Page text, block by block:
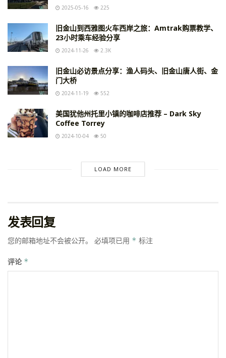
2025-05-16 225
旧金山到西雅图火车西岸之旅：Amtrak购票教学、
23小时乘车经验分享
2024-11-26 2.3K
旧金山必访景点分享：渔人码头、旧金山唐人街、金
门大桥
2024-11-19 552
美国犹他州托里小镇的咖啡店推荐 – Dark Sky
Coffee Torrey
2024-10-04 50
LOAD MORE
发表回复
您的邮箱地址不会被公开。 必填项已用 * 标注
评论 *